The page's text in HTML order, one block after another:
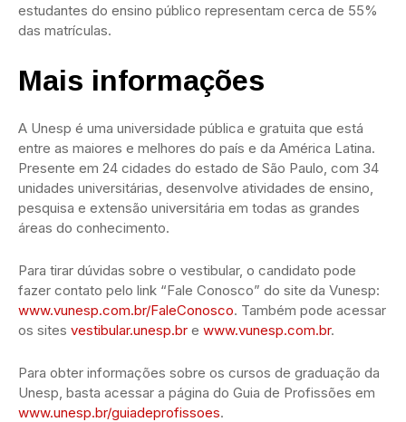
estudantes do ensino público representam cerca de 55%
das matrículas.
Mais informações
A Unesp é uma universidade pública e gratuita que está
entre as maiores e melhores do país e da América Latina.
Presente em 24 cidades do estado de São Paulo, com 34
unidades universitárias, desenvolve atividades de ensino,
pesquisa e extensão universitária em todas as grandes
áreas do conhecimento.
Para tirar dúvidas sobre o vestibular, o candidato pode
fazer contato pelo link “Fale Conosco” do site da Vunesp:
www.vunesp.com.br/FaleConosco. Também pode acessar
os sites vestibular.unesp.br e www.vunesp.com.br.
Para obter informações sobre os cursos de graduação da
Unesp, basta acessar a página do Guia de Profissões em
www.unesp.br/guiadeprofissoes.